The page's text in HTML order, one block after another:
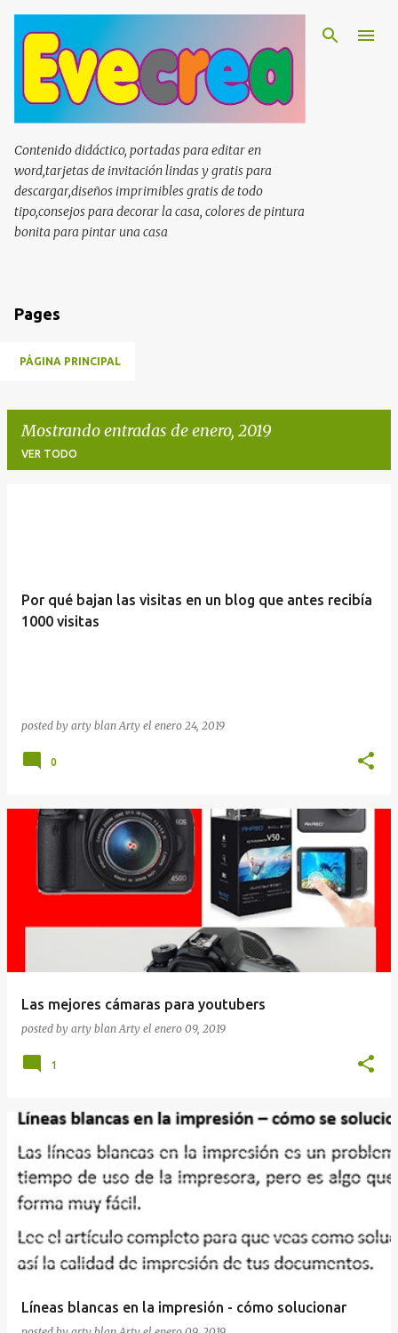
Contenido didáctico, portadas para editar en
word,tarjetas de invitación lindas y gratis para
descargar,diseños imprimibles gratis de todo
tipo,consejos para decorar la casa, colores de pintura
bonita para pintar una casa
Pages
PÁGINA PRINCIPAL
Mostrando entradas de enero, 2019
VER TODO
Por qué bajan las visitas en un blog que antes recibía
1000 visitas
posted by arty blanArty el enero 24, 2019
0
Las mejores cámaras para youtubers
posted by arty blanArty el enero 09, 2019
1
Líneas blancas en la impresión - cómo solucionar